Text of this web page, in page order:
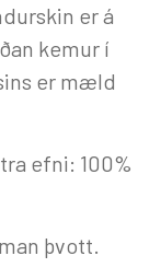
er á
kemur í
er mæld
efni: 100%
þvott.